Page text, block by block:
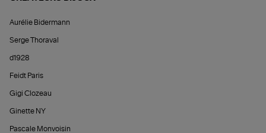
Aurélie Bidermann
Serge Thoraval
d1928
Feidt Paris
Gigi Clozeau
Ginette NY
Pascale Monvoisin